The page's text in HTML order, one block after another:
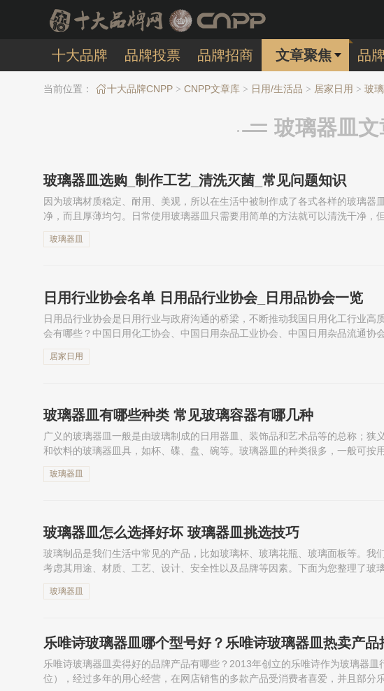
十大品牌 品牌投票 品牌招商 文章聚焦 品
当前位置： 十大品牌CNPP > CNPP文章库 > 日用/生活品 > 居家日用 > 玻
玻璃器皿
玻璃器皿选购_制作工艺_清洗灭菌_常见问题知识
因为玻璃材质稳定、耐用、美观，所以在生活中被制作成了各式各样的玻璃器
净，而且厚薄均匀。日常使用玻璃器皿只需要用简单的方法就可以清洗干净，
玻璃器皿
日用行业协会名单 日用品行业协会_日用品协会一览
日用品行业协会是日用行业与政府沟通的桥梁，不断推动我国日用化工行业高
会有哪些？中国日用化工协会、中国日用杂品工业协会、中国日用杂品流通协
居家日用
玻璃器皿有哪些种类 常见玻璃容器有哪几种
广义的玻璃器皿一般是由玻璃制成的日用器皿、装饰品和艺术品等的总称；狭
和饮料的玻璃器皿具，如杯、碟、盘、碗等。玻璃器皿的种类很多，一般可按
玻璃器皿
玻璃器皿怎么选择好坏 玻璃器皿挑选技巧
玻璃制品是我们生活中常见的产品，比如玻璃杯、玻璃花瓶、玻璃面板等。我
考虑其用途、材质、工艺、设计、安全性以及品牌等因素。下面为您整理了玻
玻璃器皿
乐唯诗玻璃器皿哪个型号好？乐唯诗玻璃器皿热卖产品
乐唯诗玻璃器皿卖得好的品牌产品有哪些？2013年创立的乐唯诗作为玻璃器
位），经过多年的用心经营，在网店销售的多款产品受消费者喜爱，并且部分